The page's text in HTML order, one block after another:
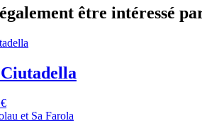
être intéressé
€